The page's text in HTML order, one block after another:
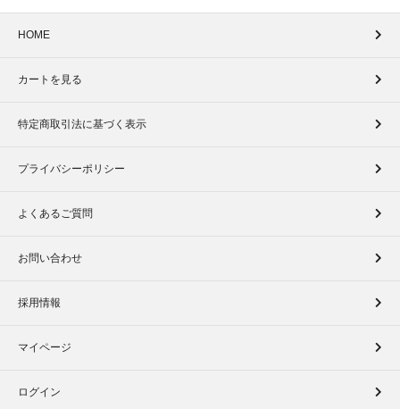
HOME
カートを見る
特定商取引法に基づく表示
プライバシーポリシー
よくあるご質問
お問い合わせ
採用情報
マイページ
ログイン